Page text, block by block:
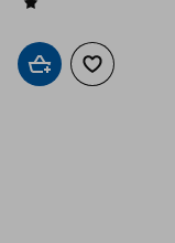
Добави вДобави